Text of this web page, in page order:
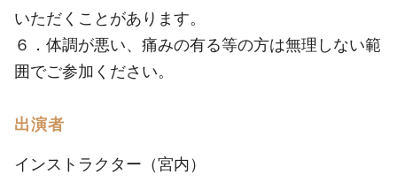
いただくことがあります。
６．体調が悪い、痛みの有る等の方は無理しない範
囲でご参加ください。
出演者
インストラクター（宮内）